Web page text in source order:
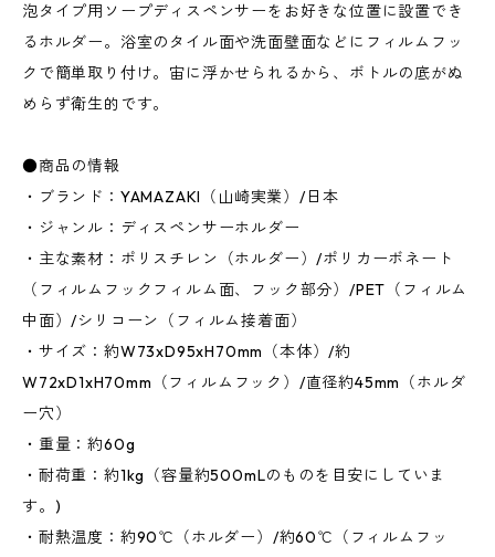
泡タイプ用ソープディスペンサーをお好きな位置に設置でき
るホルダー。浴室のタイル面や洗面壁面などにフィルムフッ
クで簡単取り付け。宙に浮かせられるから、ボトルの底がぬ
めらず衛生的です。
●商品の情報
・ブランド：YAMAZAKI（山崎実業）/日本
・ジャンル：ディスペンサーホルダー
・主な素材：ポリスチレン（ホルダー）/ポリカーボネート
（フィルムフックフィルム面、フック部分）/PET（フィルム
中面）/シリコーン（フィルム接着面）
・サイズ：約W73xD95xH70mm（本体）/約
W72xD1xH70mm（フィルムフック）/直径約45mm（ホルダ
ー穴）
・重量：約60g
・耐荷重：約1kg（容量約500mLのものを目安にしていま
す。)
・耐熱温度：約90℃（ホルダー）/約60℃（フィルムフッ